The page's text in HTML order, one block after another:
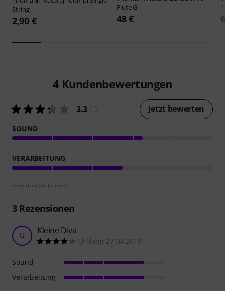
String
2,90 €
Flute G
48 €
4 Kundenbewertungen
3.3 Jetzt bewerten
SOUND
VERARBEITUNG
Bewertungsrichtlinien
3Rezensionen
U Kleine Diva
Urklang 27.04.2019
Sound
Verarbeitung